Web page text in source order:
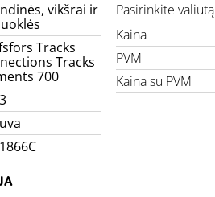
vikšrai ir
Tracks
Tracks
700
Pasirinkite valiutą
Kaina
PVM
Kaina su PVM